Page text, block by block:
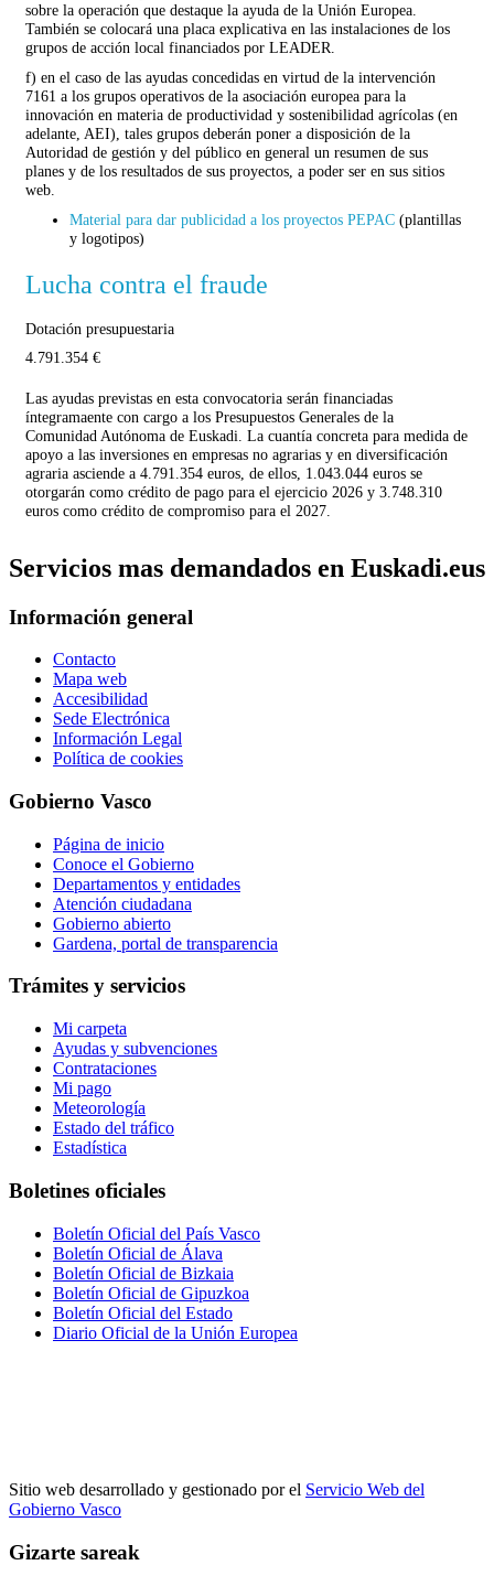
sobre la operación que destaque la ayuda de la Unión Europea.
También se colocará una placa explicativa en las instalaciones de los
grupos de acción local financiados por LEADER.
f) en el caso de las ayudas concedidas en virtud de la intervención
7161 a los grupos operativos de la asociación europea para la
innovación en materia de productividad y sostenibilidad agrícolas (en
adelante, AEI), tales grupos deberán poner a disposición de la
Autoridad de gestión y del público en general un resumen de sus
planes y de los resultados de sus proyectos, a poder ser en sus sitios
web.
Material para dar publicidad a los proyectos PEPAC (plantillas
y logotipos)
Lucha contra el fraude
Dotación presupuestaria
4.791.354 €
Las ayudas previstas en esta convocatoria serán financiadas
íntegramaente con cargo a los Presupuestos Generales de la
Comunidad Autónoma de Euskadi. La cuantía concreta para medida de
apoyo a las inversiones en empresas no agrarias y en diversificación
agraria asciende a 4.791.354 euros, de ellos, 1.043.044 euros se
otorgarán como crédito de pago para el ejercicio 2026 y 3.748.310
euros como crédito de compromiso para el 2027.
Servicios mas demandados en Euskadi.eus
Información general
Contacto
Mapa web
Accesibilidad
Sede Electrónica
Información Legal
Política de cookies
Gobierno Vasco
Página de inicio
Conoce el Gobierno
Departamentos y entidades
Atención ciudadana
Gobierno abierto
Gardena, portal de transparencia
Trámites y servicios
Mi carpeta
Ayudas y subvenciones
Contrataciones
Mi pago
Meteorología
Estado del tráfico
Estadística
Boletines oficiales
Boletín Oficial del País Vasco
Boletín Oficial de Álava
Boletín Oficial de Bizkaia
Boletín Oficial de Gipuzkoa
Boletín Oficial del Estado
Diario Oficial de la Unión Europea
Sitio web desarrollado y gestionado por el Servicio Web del
Gobierno Vasco
Gizarte sareak